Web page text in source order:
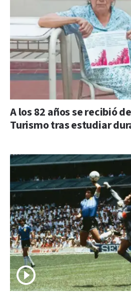
A los 82 años se recibió
Turismo tras estudiar